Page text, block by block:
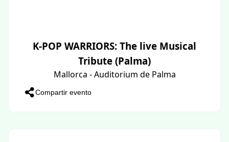
K-POP WARRIORS: The live Musical
Tribute (Palma)
Mallorca - Auditorium de Palma
Compartir evento